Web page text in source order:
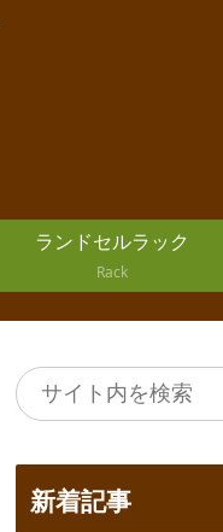
ランドセルラック
Rack
新着記事